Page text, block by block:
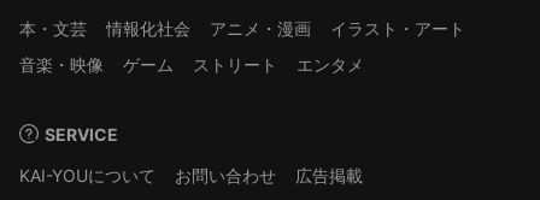
本・文芸
情報化社会 アニメ・漫画
イラスト・アート
音楽・映像
ゲーム ストリート エンタメ
SERVICE
KAI-YOUについて
お問い合わせ
広告掲載